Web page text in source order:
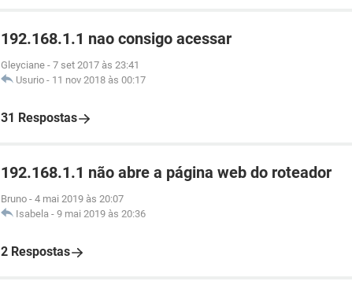
192.168.1.1 nao consigo acessar
Gleyciane - 7 set 2017 às 23:41
Usurio - 11 nov 2018 às 00:17
31 Respostas
192.168.1.1 não abre a página web do roteador
Bruno - 4 mai 2019 às 20:07
Isabela - 9 mai 2019 às 20:36
2 Respostas